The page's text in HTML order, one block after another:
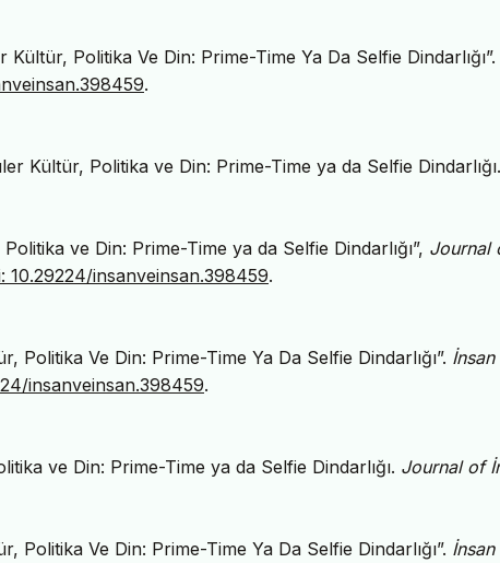
Politika Ve Din: Prime-Time Ya Da Selfie Dindarlığı”.
.
Kültür, Politika ve Din: Prime-Time ya da Selfie
ve Din: Prime-Time ya da Selfie Dindarlığı”, Journal
10.29224/insanveinsan.398459.
Politika Ve Din: Prime-Time Ya Da Selfie Dindarlığı”.
insanveinsan.398459.
ve Din: Prime-Time ya da Selfie Dindarlığı. Journal of
Politika Ve Din: Prime-Time Ya Da Selfie Dindarlığı”. İnsan